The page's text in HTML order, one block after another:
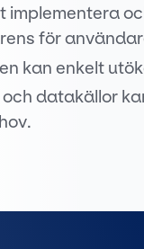
implementera
för
kan enkelt
datakällor